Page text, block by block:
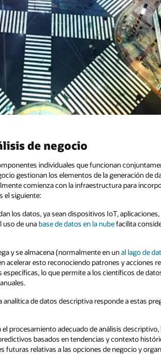
de negocio
individuales que funcionan
gestionan los elementos de la generación de
comienza con la infraestructura para
el siguiente:
los datos, ya sean dispositivos IoT,
uso de una base de datos en la nubefacilita
y se almacena (normalmente en unal lago de
acelerar esto reconociendo patrones y acciones
lo que permite a los científicos de
analítica de datos descriptiva responde a estas
procesamiento adecuado de análisis
basados en tendencias y contexto
futuras relativas a las opciones de negocio y